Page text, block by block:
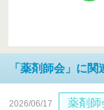
「薬剤師会」に
2026/06/17 薬剤師